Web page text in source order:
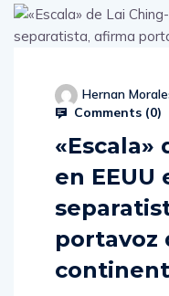
Hernan
Comments (0)
«Escala»
en EEUU
portavoz